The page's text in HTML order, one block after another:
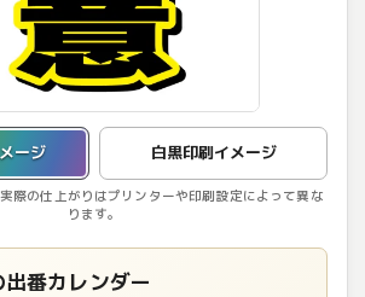
ージ 白黒印刷イメージ
際の仕上がりはプリンターや印刷設定によって異な
ります。
ジを表示しています。
番カレンダー